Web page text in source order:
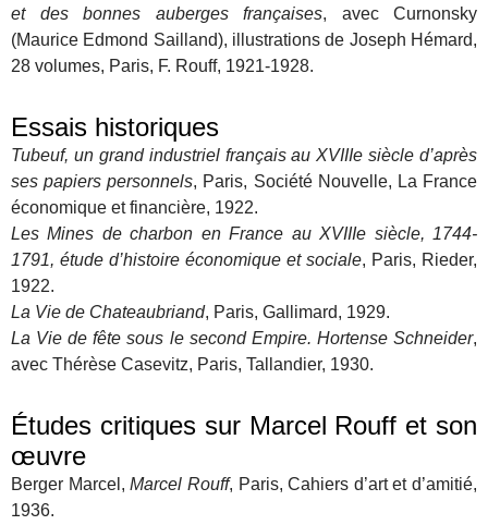
et des bonnes auberges françaises, avec Curnonsky
(Maurice Edmond Sailland), illustrations de Joseph Hémard,
28 volumes, Paris, F. Rouff, 1921-1928.
Essais historiques
Tubeuf, un grand industriel français au XVIIIe siècle d’après
ses papiers personnels, Paris, Société Nouvelle, La France
économique et financière, 1922.
Les Mines de charbon en France au XVIIIe siècle, 1744-
1791, étude d’histoire économique et sociale, Paris, Rieder,
1922.
La Vie de Chateaubriand, Paris, Gallimard, 1929.
La Vie de fête sous le second Empire. Hortense Schneider,
avec Thérèse Casevitz, Paris, Tallandier, 1930.
Études critiques sur Marcel Rouff et son
œuvre
Berger Marcel,Marcel Rouff, Paris, Cahiers d’art et d’amitié,
1936.